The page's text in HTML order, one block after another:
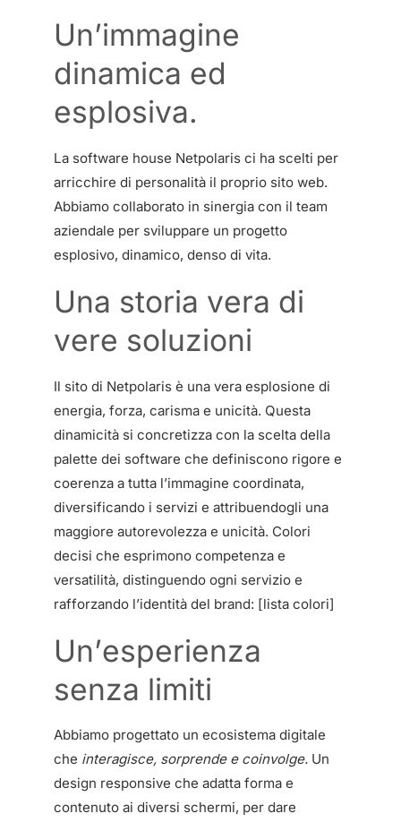
Un’immagine
dinamica ed
esplosiva.
La software house Netpolaris ci ha scelti per
arricchire di personalità il proprio sito web.
Abbiamo collaborato in sinergia con il team
aziendale per sviluppare un progetto
esplosivo, dinamico, denso di vita.
Una storia vera di
vere soluzioni
Il sito di Netpolaris è una vera esplosione di
energia, forza, carisma e unicità. Questa
dinamicità si concretizza con la scelta della
palette dei software che definiscono rigore e
coerenza a tutta l’immagine coordinata,
diversificando i servizi e attribuendogli una
maggiore autorevolezza e unicità. Colori
decisi che esprimono competenza e
versatilità, distinguendo ogni servizio e
rafforzando l’identità del brand: [lista colori]
Un’esperienza
senza limiti
Abbiamo progettato un ecosistema digitale
che interagisce, sorprende e coinvolge. Un
design responsive che adatta forma e
contenuto ai diversi schermi, per dare